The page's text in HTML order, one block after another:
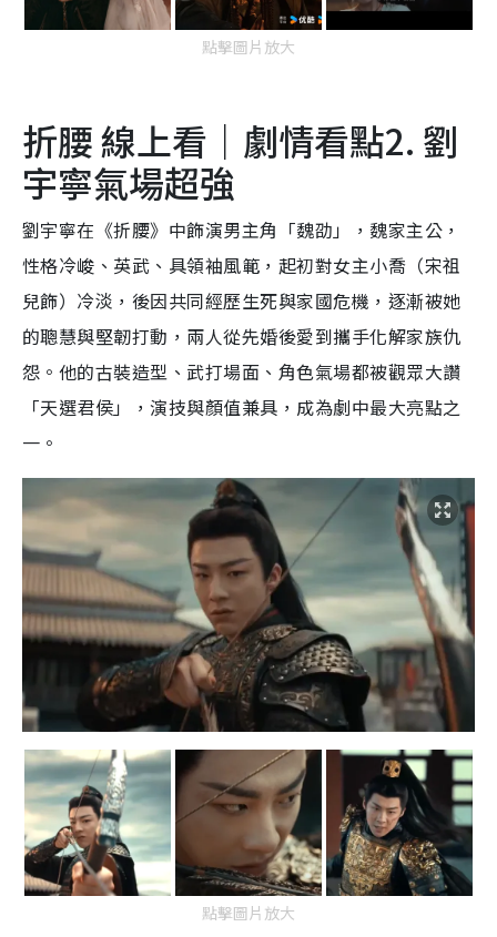
點擊圖片放大
折腰 線上看｜劇情看點2. 劉
宇寧氣場超強
劉宇寧在《折腰》中飾演男主角「魏劭」，魏家主公，
性格冷峻、英武、具領袖風範，起初對女主小喬（宋祖
兒飾）冷淡，後因共同經歷生死與家國危機，逐漸被她
的聰慧與堅韌打動，兩人從先婚後愛到攜手化解家族仇
怨。他的古裝造型、武打場面、角色氣場都被觀眾大讚
「天選君侯」，演技與顏值兼具，成為劇中最大亮點之
一。
點擊圖片放大